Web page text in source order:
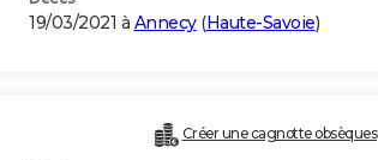
19/03/2021 à Annecy(Haute-Savoie)
Créer une cagnotte obsèques